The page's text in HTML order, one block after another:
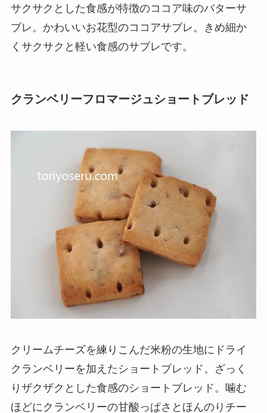
サクサクとした食感が特徴のココア味のバターサ
ブレ。かわいいお花型のココアサブレ。きめ細か
くサクサクと軽い食感のサブレです。
クランベリーフロマージュショートブレッド
クリームチーズを練りこんだ米粉の生地にドライ
クランベリーを加えたショートブレッド。ざっく
りザクザクとした食感のショートブレッド。噛む
ほどにクランベリーの甘酸っぱさとほんのりチー